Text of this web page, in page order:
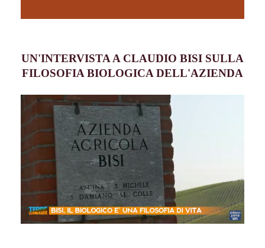
UN'INTERVISTA A CLAUDIO BISI SULLA
FILOSOFIA BIOLOGICA DELL'AZIENDA